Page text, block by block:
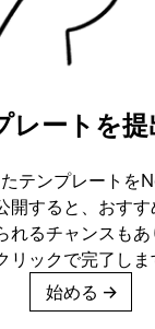
レートを提
テンプレートを
開すると、おす
れるチャンスも
リックで完了しま
始める →